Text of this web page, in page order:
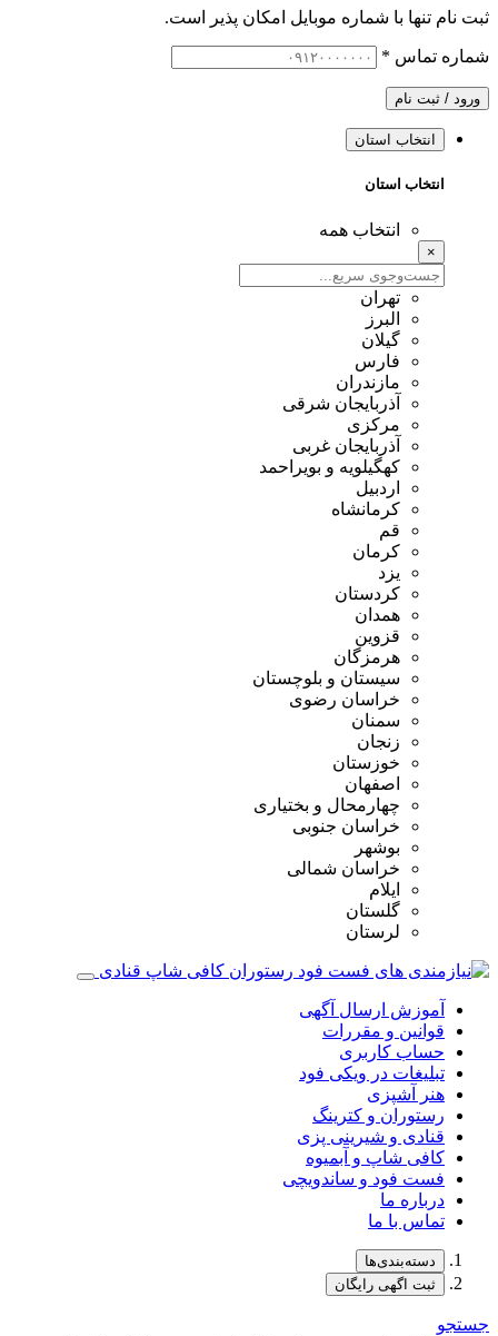
ثبت نام تنها با شماره موبایل امکان پذیر است.
شماره تماس *
ورود / ثبت نام
انتخاب استان
انتخاب استان
انتخاب همه
×
تهران
البرز
گیلان
فارس
مازندران
آذربایجان شرقی
مرکزی
آذربایجان غربی
کهگیلویه و بویراحمد
اردبیل
کرمانشاه
قم
کرمان
یزد
کردستان
همدان
قزوین
هرمزگان
سیستان و بلوچستان
خراسان رضوی
سمنان
زنجان
خوزستان
اصفهان
چهارمحال و بختیاری
خراسان جنوبی
بوشهر
خراسان شمالی
ایلام
گلستان
لرستان
آموزش ارسال آگهی
قوانین و مقررات
حساب کاربری
تبلیغات در ویکی فود
هنر آشپزی
رستوران و کترینگ
قنادی و شیرینی پزی
کافی شاپ و آبمیوه
فست فود و ساندویچی
درباره ما
تماس با ما
دسته‌بندی‌ها
ثبت اگهی رایگان
جستجو